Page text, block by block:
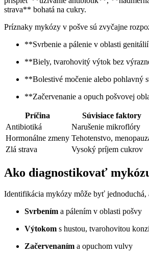
strava** bohatá na cukry.
Príznaky mykózy v pošve sú zvyčajne
**Svrbenie a pálenie v oblasti
**Biely, tvarohovitý výtok bez
**Bolestivé močenie alebo pohlavný
**Začervenanie a opuch pošvovej
Príčina
Súvisiace faktory
Antibiotiká
Narušenie mikroflóry
Hormonálne zmeny Tehotenstvo,
Zlá strava
Vysoký príjem cukrov
Ako diagnostikovať
Identifikácia mykózy môže byť jednoduchá,
Svrbením a pálením v oblasti pošvy
Výtokom s hustou, tvarohovitou
Začervenaním a opuchom vulvy